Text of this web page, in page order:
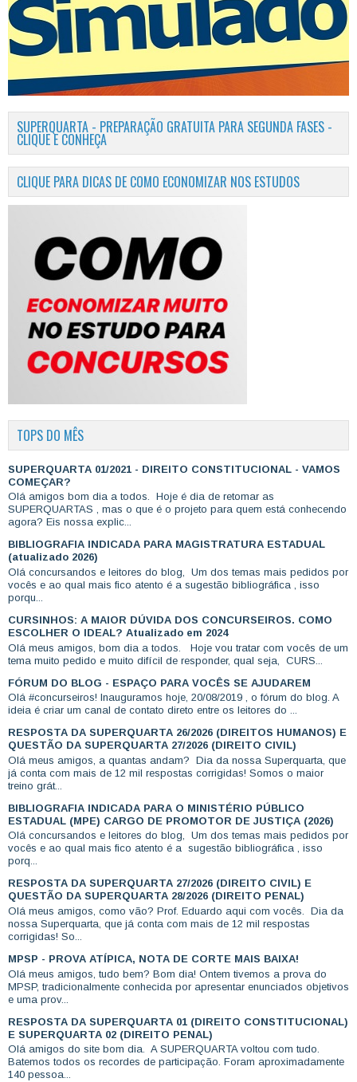
SUPERQUARTA - PREPARAÇÃO GRATUITA PARA SEGUNDA FASES -
CLIQUE E CONHEÇA
CLIQUE PARA DICAS DE COMO ECONOMIZAR NOS ESTUDOS
TOPS DO MÊS
SUPERQUARTA 01/2021 - DIREITO CONSTITUCIONAL - VAMOS
COMEÇAR?
Olá amigos bom dia a todos. Hoje é dia de retomar as
SUPERQUARTAS , mas o que é o projeto para quem está conhecendo
agora? Eis nossa explic...
BIBLIOGRAFIA INDICADA PARA MAGISTRATURA ESTADUAL
(atualizado 2026)
Olá concursandos e leitores do blog, Um dos temas mais pedidos por
vocês e ao qual mais fico atento é a sugestão bibliográfica , isso
porqu...
CURSINHOS: A MAIOR DÚVIDA DOS CONCURSEIROS. COMO
ESCOLHER O IDEAL? Atualizado em 2024
Olá meus amigos, bom dia a todos. Hoje vou tratar com vocês de um
tema muito pedido e muito difícil de responder, qual seja, CURS...
FÓRUM DO BLOG - ESPAÇO PARA VOCÊS SE AJUDAREM
Olá #concurseiros! Inauguramos hoje, 20/08/2019 , o fórum do blog. A
ideia é criar um canal de contato direto entre os leitores do ...
RESPOSTA DA SUPERQUARTA 26/2026 (DIREITOS HUMANOS) E
QUESTÃO DA SUPERQUARTA 27/2026 (DIREITO CIVIL)
Olá meus amigos, a quantas andam? Dia da nossa Superquarta, que
já conta com mais de 12 mil respostas corrigidas! Somos o maior
treino grát...
BIBLIOGRAFIA INDICADA PARA O MINISTÉRIO PÚBLICO
ESTADUAL (MPE) CARGO DE PROMOTOR DE JUSTIÇA (2026)
Olá concursandos e leitores do blog, Um dos temas mais pedidos por
vocês e ao qual mais fico atento é a sugestão bibliográfica , isso
porq...
RESPOSTA DA SUPERQUARTA 27/2026 (DIREITO CIVIL) E
QUESTÃO DA SUPERQUARTA 28/2026 (DIREITO PENAL)
Olá meus amigos, como vão? Prof. Eduardo aqui com vocês. Dia da
nossa Superquarta, que já conta com mais de 12 mil respostas
corrigidas! So...
MPSP - PROVA ATÍPICA, NOTA DE CORTE MAIS BAIXA!
Olá meus amigos, tudo bem? Bom dia! Ontem tivemos a prova do
MPSP, tradicionalmente conhecida por apresentar enunciados objetivos
e uma prov...
RESPOSTA DA SUPERQUARTA 01 (DIREITO CONSTITUCIONAL)
E SUPERQUARTA 02 (DIREITO PENAL)
Olá amigos do site bom dia. A SUPERQUARTA voltou com tudo.
Batemos todos os recordes de participação. Foram aproximadamente
140 pessoa...